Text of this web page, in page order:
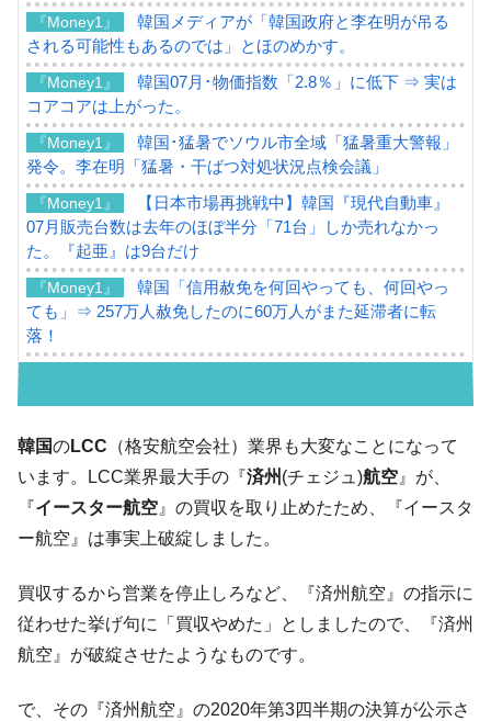
『Money1』
韓国メディアが「韓国政府と李在明が吊る
される可能性もあるのでは」とほのめかす。
『Money1』
韓国07月･物価指数「2.8％」に低下 ⇒ 実は
コアコアは上がった。
『Money1』
韓国･猛暑でソウル市全域「猛暑重大警報」
発令。李在明「猛暑・干ばつ対処状況点検会議」
『Money1』
【日本市場再挑戦中】韓国『現代自動車』
07月販売台数は去年のほぼ半分「71台」しか売れなかっ
た。『起亜』は9台だけ
『Money1』
韓国「信用赦免を何回やっても、何回やっ
ても」⇒ 257万人赦免したのに60万人がまた延滞者に転
落！
『Money1』
韓国「2026年07月の輸出入」絶好調。半導
体だけで410億ドル、輸出全体の41％もある
や、若者に起業させよう」⇒ どんな雇用対策だソレ。
【韓国の外貨準備】2026年07月は4,279億ド
『Money1』
韓国「ここは北朝鮮なのか。選管がサーバ
ーにウソのデータを入力したのは明白だ」
言。
韓国のLCC （格安航空会社）業界も大変なことになって
います。LCC業界最大手の『済州 (チェジュ)航空 』が、
『イースター航空 』の買収を取り止めたため、『イースタ
ー航空』は事実上破綻しました。
買収するから営業を停止しろなど、『済州航空』の指示に
従わせた挙げ句に「買収やめた」としましたので、『済州
航空』が破綻させたようなものです。
で、その『済州航空』の2020年第3四半期の決算が公示さ